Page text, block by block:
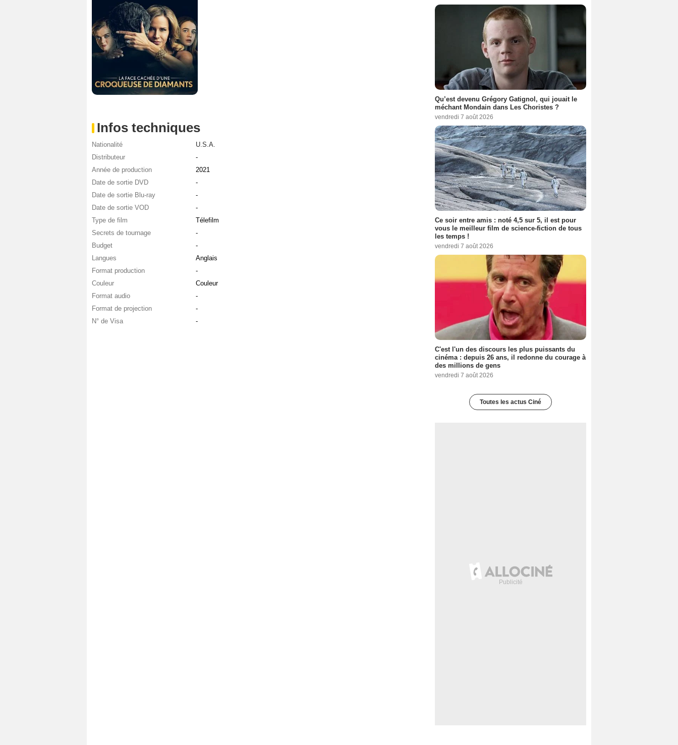
Infos techniques
Nationalité
U.S.A.
Distributeur
-
Année de production
2021
Date de sortie DVD
-
Date de sortie Blu-ray
-
Date de sortie VOD
-
Type de film
Télefilm
Secrets de tournage
-
Budget
-
Langues
Anglais
Format production
-
Couleur
Couleur
Format audio
-
Format de projection
-
N° de Visa
-
Qu’est devenu Grégory Gatignol, qui jouait le
méchant Mondain dans Les Choristes ?
vendredi 7 août 2026
Ce soir entre amis : noté 4,5 sur 5, il est pour
vous le meilleur film de science-fiction de tous
les temps !
vendredi 7 août 2026
C'est l'un des discours les plus puissants du
cinéma : depuis 26 ans, il redonne du courage à
des millions de gens
vendredi 7 août 2026
Toutes les actus Ciné